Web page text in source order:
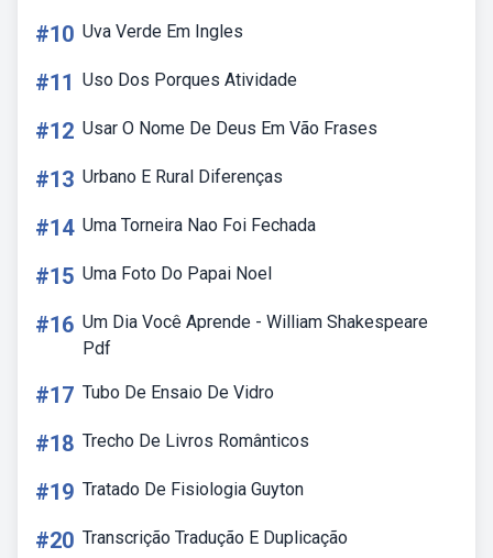
#10 Uva Verde Em Ingles
#11 Uso Dos Porques Atividade
#12 Usar O Nome De Deus Em Vão Frases
#13 Urbano E Rural Diferenças
#14 Uma Torneira Nao Foi Fechada
#15 Uma Foto Do Papai Noel
#16 Um Dia Você Aprende - William Shakespeare
Pdf
#17 Tubo De Ensaio De Vidro
#18 Trecho De Livros Românticos
#19 Tratado De Fisiologia Guyton
#20 Transcrição Tradução E Duplicação